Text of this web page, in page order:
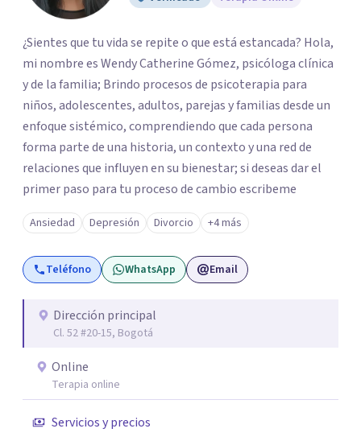
¿Sientes que tu vida se repite o que está estancada? Hola,
mi nombre es Wendy Catherine Gómez, psicóloga clínica
y de la familia; Brindo procesos de psicoterapia para
niños, adolescentes, adultos, parejas y familias desde un
enfoque sistémico, comprendiendo que cada persona
forma parte de una historia, un contexto y una red de
relaciones que influyen en su bienestar; si deseas dar el
primer paso para tu proceso de cambio escribeme
Ansiedad Depresión Divorcio +4 más
Teléfono WhatsApp Email
Dirección principal
Cl. 52 #20-15, Bogotá
Online
Terapia online
Servicios y precios